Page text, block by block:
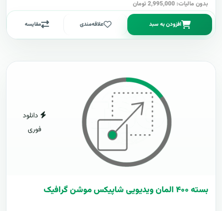
بدون مالیات: 2,995,000 تومان
افزودن به سبد علاقه‌مندی مقایسه
دانلود
فوری
بسته ۴۰۰ المان ویدیویی شاپیکس موشن گرافیک